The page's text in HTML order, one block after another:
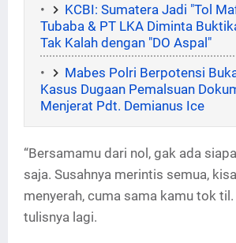
KCBI: Sumatera Jadi "Tol
Tubaba & PT LKA Diminta
Tak Kalah dengan "DO Aspal"
Mabes Polri Berpotensi
Kasus Dugaan Pemalsuan
Menjerat Pdt. Demianus Ice
“Bersamamu dari nol, gak ada
saja. Susahnya merintis semua,
menyerah, cuma sama kamu tok til.
tulisnya lagi.